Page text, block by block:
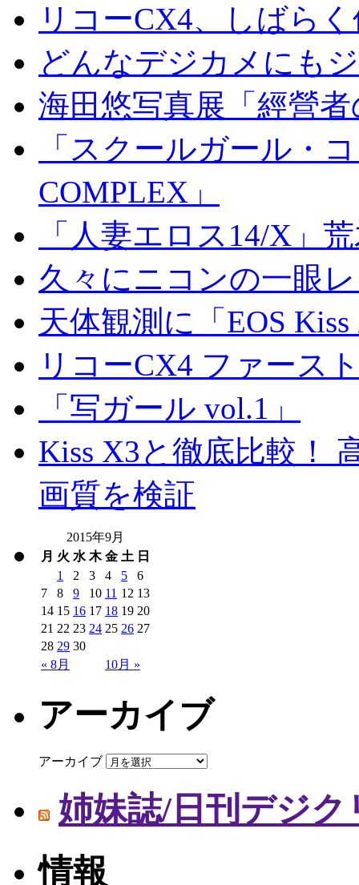
リコーCX4、しばら
どんなデジカメにも
海田悠写真展「經營
「スクールガール・
COMPLEX」
「人妻エロス14/X」
久々にニコンの一眼
天体観測に「EOS
リコーCX4 ファース
「写ガール vol.1」
Kiss X3と徹底比較！
画質を検証
2015年9月
月 火 水 木 金 土 日
« 8月 10月 »
1 2 3 4 5
6
7
8 9 10 11 12 13
14 15 16 17 18 19 20
21 22 23 24 25 26 27
28 29 30
アーカイブ
アーカイブ
姉妹誌/日刊デジク
情報